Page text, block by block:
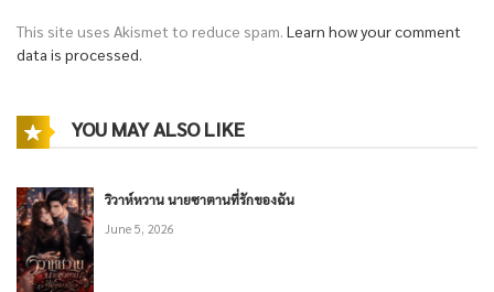
This site uses Akismet to reduce spam. Learn how your comment
data is processed.
YOU MAY ALSO LIKE
วิวาห์หวาน นายซาตานที่รักของฉัน
June 5, 2026